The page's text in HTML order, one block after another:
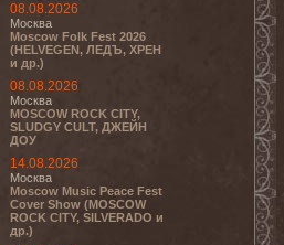
08.08.2026
Москва
Moscow Folk Fest 2026
(HELVEGEN, ЛЕДЪ, ХРЕН
и др.)
08.08.2026
Москва
MOSCOW ROCK CITY,
SLUDGY CULT, ДЖЕЙН
ДОУ
14.08.2026
Москва
Moscow Music Peace Fest
Cover Show (MOSCOW
ROCK CITY, SILVERADO и
др.)